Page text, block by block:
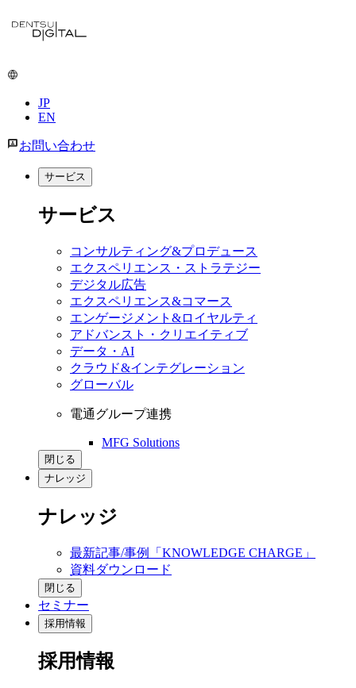
メ
コ
ツ
JP
EN
お問い合わせ
サービス
サービス
コンサルティング&プロデュース
エクスペリエンス・ストラテジー
デジタル広告
エクスペリエンス&コマース
エンゲージメント&ロイヤルティ
アドバンスト・クリエイティブ
データ・AI
クラウド&インテグレーション
グローバル
電通グループ連携
MFG Solutions
閉じる
ナレッジ
ナレッジ
最新記事/事例「KNOWLEDGE CHARGE」
資料ダウンロード
閉じる
セミナー
採用情報
採用情報